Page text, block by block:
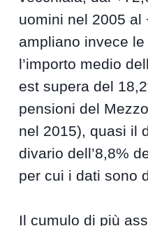
uomini nel 2005 al
ampliano invece
l’importo medio
est supera del
pensioni del
nel 2015), quasi il
divario dell’8,8%
per cui i dati sono
Il cumulo di più